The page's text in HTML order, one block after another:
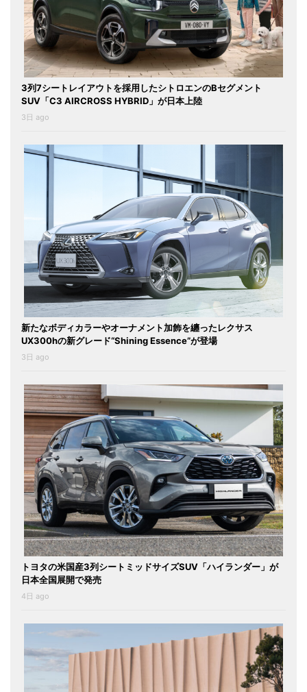
3列7シートレイアウトを採用したシトロエンのBセグメント
SUV「C3 AIRCROSS HYBRID」が日本上陸
3日 ago
新たなボディカラーやオーナメント加飾を纏ったレクサス
UX300hの新グレード“Shining Essence”が登場
3日 ago
トヨタの米国産3列シートミッドサイズSUV「ハイランダー」が
日本全国展開で発売
4日 ago